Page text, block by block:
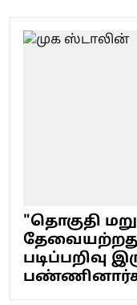
"தொகுதி
படிப்பறிவு